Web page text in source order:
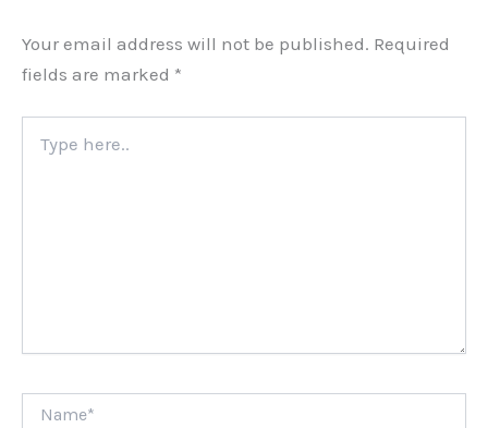
Your email address will not be published. Required
fields are marked *
here..